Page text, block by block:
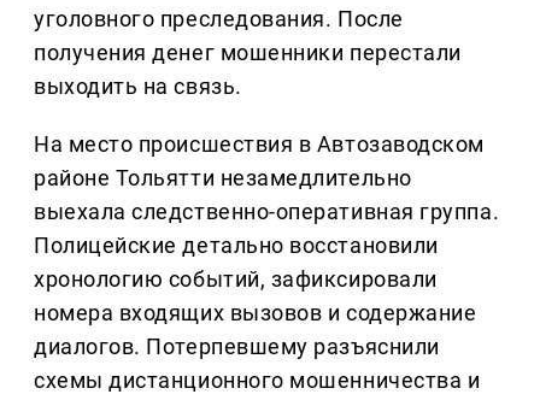
уголовного преследования. После
получения денег мошенники перестали
выходить на связь.
На место происшествия в Автозаводском
районе Тольятти незамедлительно
выехала следственно-оперативная группа.
Полицейские детально восстановили
хронологию событий, зафиксировали
номера входящих вызовов и содержание
диалогов. Потерпевшему разъяснили
схемы дистанционного мошенничества и